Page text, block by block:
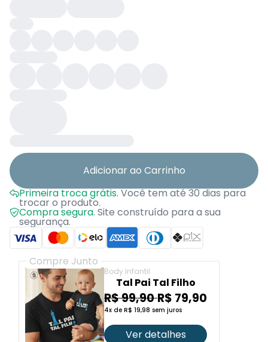
Adicionar ao Carrinho
Primeira troca grátis.Você tem até 30 dias para
trocar o produto.
Compra segura. Site construído para a sua
segurança.
Compre Junto
Body Infantil
Tal Pai Tal Filho
R$ 99,90 R$ 79,90
4x de R$ 19,98 sem juros
Ver detalhes